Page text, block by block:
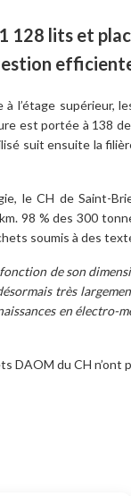
128 lits et
l’étage supérieur,
est portée à 138
suit ensuite la
le CH de Saint-
98 % des 300
soumis à des
de son
très
en
DAOM du CH